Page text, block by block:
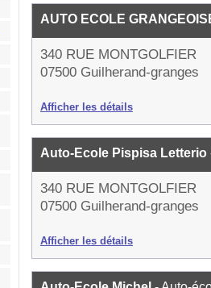
AUTO ECOLE
340 RUE MONTGOLFIER
07500 Guilherand-granges
Afficher les détails
Auto-Ecole Pispisa Letterio
340 RUE MONTGOLFIER
07500 Guilherand-granges
Afficher les détails